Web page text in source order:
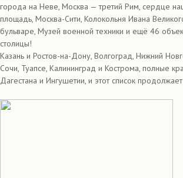
города на Неве, Москва — третий Рим, сердце
площадь, Москва-Сити, Колокольня Ивана
бульваре, Музей военной техники и ещё 46
столицы!
Казань и Ростов-на-Дону, Волгоград, Нижний
Сочи, Туапсе, Калининград и Кострома, полные
Дагестана и Ингушетии, и этот список